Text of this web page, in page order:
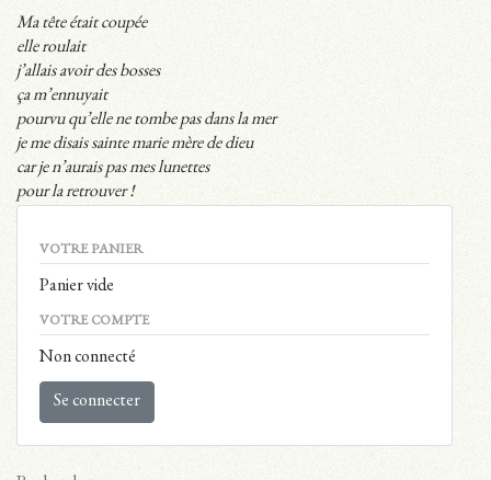
Ma tête était coupée
elle roulait
j’allais avoir des bosses
ça m’ennuyait
pourvu qu’elle ne tombe pas dans la mer
je me disais sainte marie mère de dieu
car je n’aurais pas mes lunettes
pour la retrouver !
VOTRE PANIER
Panier vide
VOTRE COMPTE
Non connecté
Se connecter